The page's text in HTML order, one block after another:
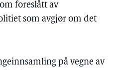
foreslått av
som avgjør om det
på vegne av